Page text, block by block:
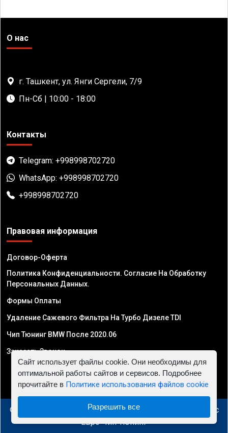
О нас
г. Ташкент, ул. Янги Сергели, 7/9
Пн-Сб | 10:00 - 18:00
Контакты
Telegram: +998998702720
WhatsApp: +998998702720
+998998702720
Правовая информация
Договор-Оферта
Политика Конфиденциальности. Согласие На Обработку
Персональных Данных.
Формы Оплаты
Удаление Сажевого Фильтра На Турбо Дизеле TDI
Чип Тюнинг BMW После 2020.06
Заказать Звонок
© 2010 - 2026 Чип тюнинг в Узбекистане - Автосервис
"Евро Чип Тюнинг"
Сайт использует файлы cookie. Они необходимы для
оптимальной работы сайтов и сервисов. Подробнее
прочитайте в Политике использования файлов cookie
Разрешить все